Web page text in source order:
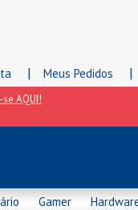
| Meus Pedidos |
AQUI!
Gamer